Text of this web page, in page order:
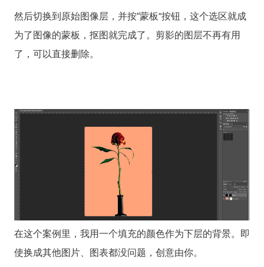
然后切换到原始图像层，并按“蒙板”按钮，这个选区就成
为了图像的蒙板，抠图就完成了。剪影的图层不再有用
了，可以直接删除。
在这个案例里，我用一个填充的颜色作为下层的背景。即
使换成其他图片、图表都没问题，创意由你。